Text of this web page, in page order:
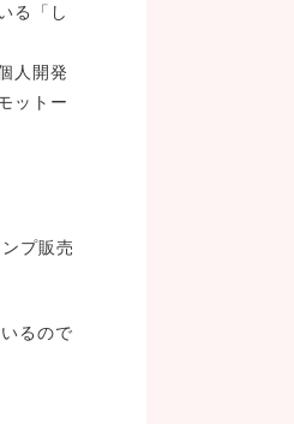
る「し
人開発
ットー
プ販売
るので